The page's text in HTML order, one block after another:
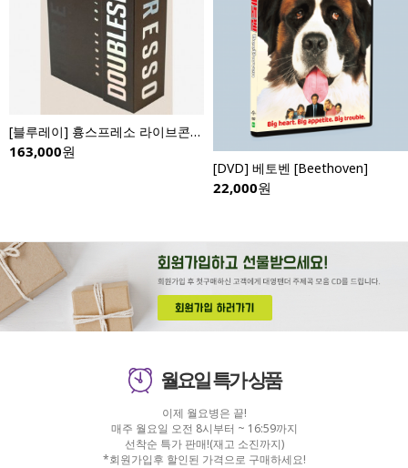
[블루레이] 흉스프레소 라이브콘서트 더블샷 : 초회한정판 (4disc)- 이동신,권서경,백형훈,고은성
163,000원
[DVD] 베토벤 [Beethoven]
22,000원
월요일 특가 상품
이제 월요병은 끝!
매주 월요일 오전 8시부터 ~ 16:59까지
선착순 특가 판매!(재고 소진까지)
*회원가입후 할인된 가격으로 구매하세요!